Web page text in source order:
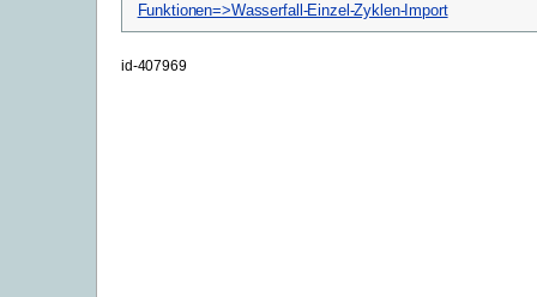
Funktionen=>Wasserfall-Einzel-Zyklen-Import
id-407969